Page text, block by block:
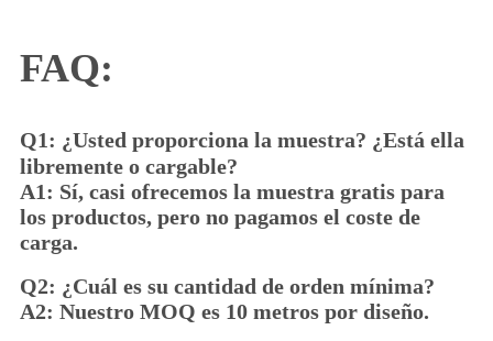
FAQ:
Q1: ¿Usted proporciona la muestra? ¿Está ella
libremente o cargable?
A1: Sí, casi ofrecemos la muestra gratis para
los productos, pero no pagamos el coste de
carga.
Q2: ¿Cuál es su cantidad de orden mínima?
A2: Nuestro MOQ es 10 metros por diseño.